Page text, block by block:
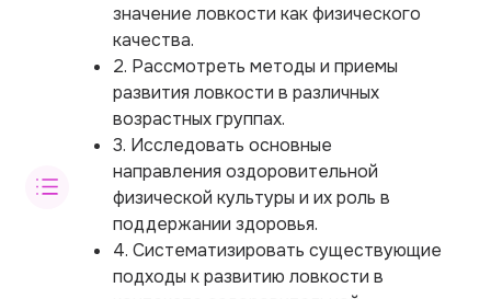
значение ловкости как физического
качества.
2. Рассмотреть методы и приемы
развития ловкости в различных
возрастных группах.
3. Исследовать основные
направления оздоровительной
физической культуры и их роль в
поддержании здоровья.
4. Систематизировать существующие
подходы к развитию ловкости в